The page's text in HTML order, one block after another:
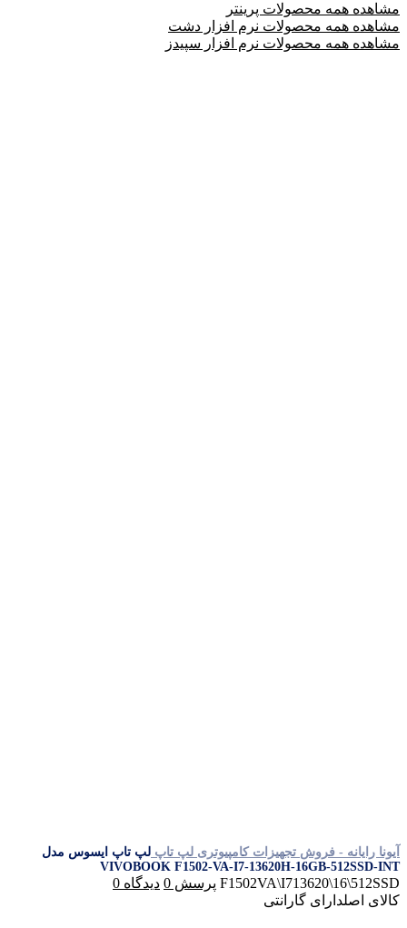
مشاهده همه محصولات پرینتر
مشاهده همه محصولات نرم افزار دشت
مشاهده همه محصولات نرم افزار سپیدز
آیونا رایانه - فروش تجهیزات کامپیوتری لپ تاپ لپ تاپ ایسوس مدل
VIVOBOOK F1502-VA-I7-13620H-16GB-512SSD-INT
F1502VA\I713620\16\512SSD پرسش 0 دیدگاه 0
کالای اصلدارای گارانتی